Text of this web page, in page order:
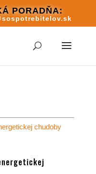
PORADŇA: